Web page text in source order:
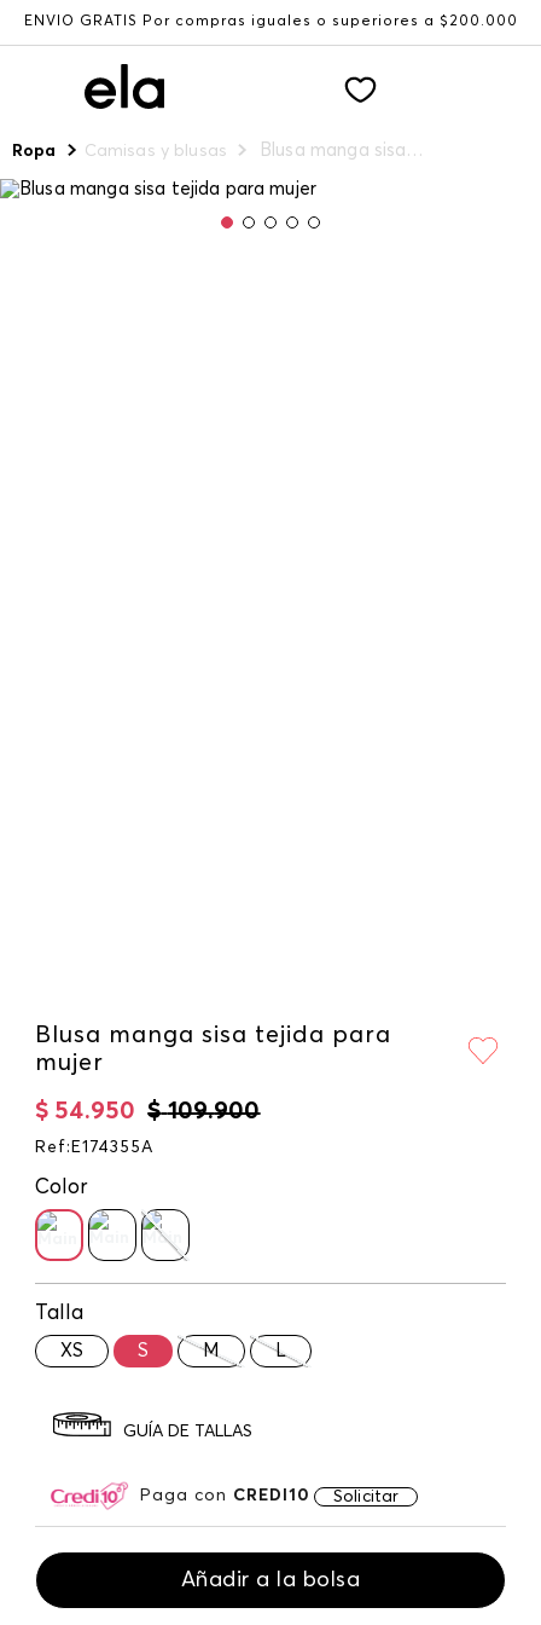
ENVÍO GRATIS Por compras iguales o superiores a $200.000
Ropa Camisas y blusas Blusa manga sisa tejida para mujer
Blusa manga sisa tejida para
mujer
$ 109.900
$ 54.950
Ref : E174355A
Color
Talla
XS S M L
GUÍA DE TALLAS
Paga con CREDI10 Solicitar
Añadir a la bolsa